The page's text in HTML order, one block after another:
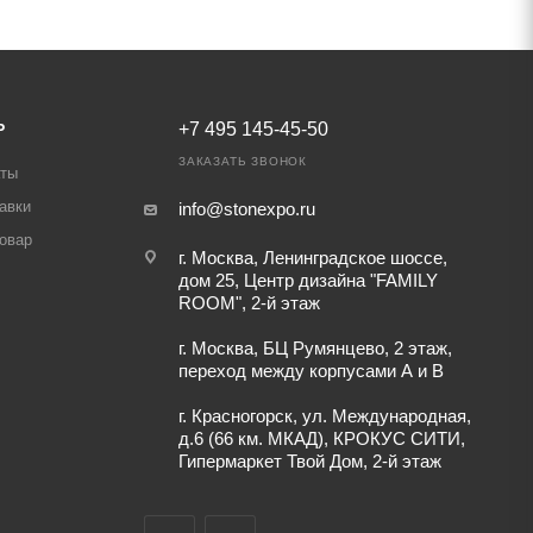
+7 495 145-45-50
ЗАКАЗАТЬ ЗВОНОК
info@stonexpo.ru
г. Москва, Ленинградское шоссе,
дом 25, Центр дизайна "FAMILY
ROOM", 2-й этаж
г. Москва, БЦ Румянцево, 2 этаж,
переход между корпусами А и В
г. Красногорск, ул. Международная,
д.6 (66 км. МКАД), КРОКУС СИТИ,
Гипермаркет Твой Дом, 2-й этаж